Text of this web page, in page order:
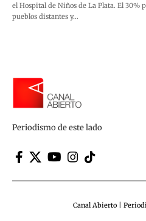
el Hospital de Niños de La Plata. El 30%
pueblos distantes y…
Periodismo de este lado
Canal Abierto |